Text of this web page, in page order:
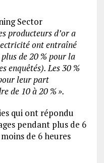
Sector
producteurs d’or a
ont entraîné
de 20 % pour la
enquêtés). Les 30 %
leur part
de 10 à 20 % ».
qui ont répondu
pendant plus de 6
de 6 heures